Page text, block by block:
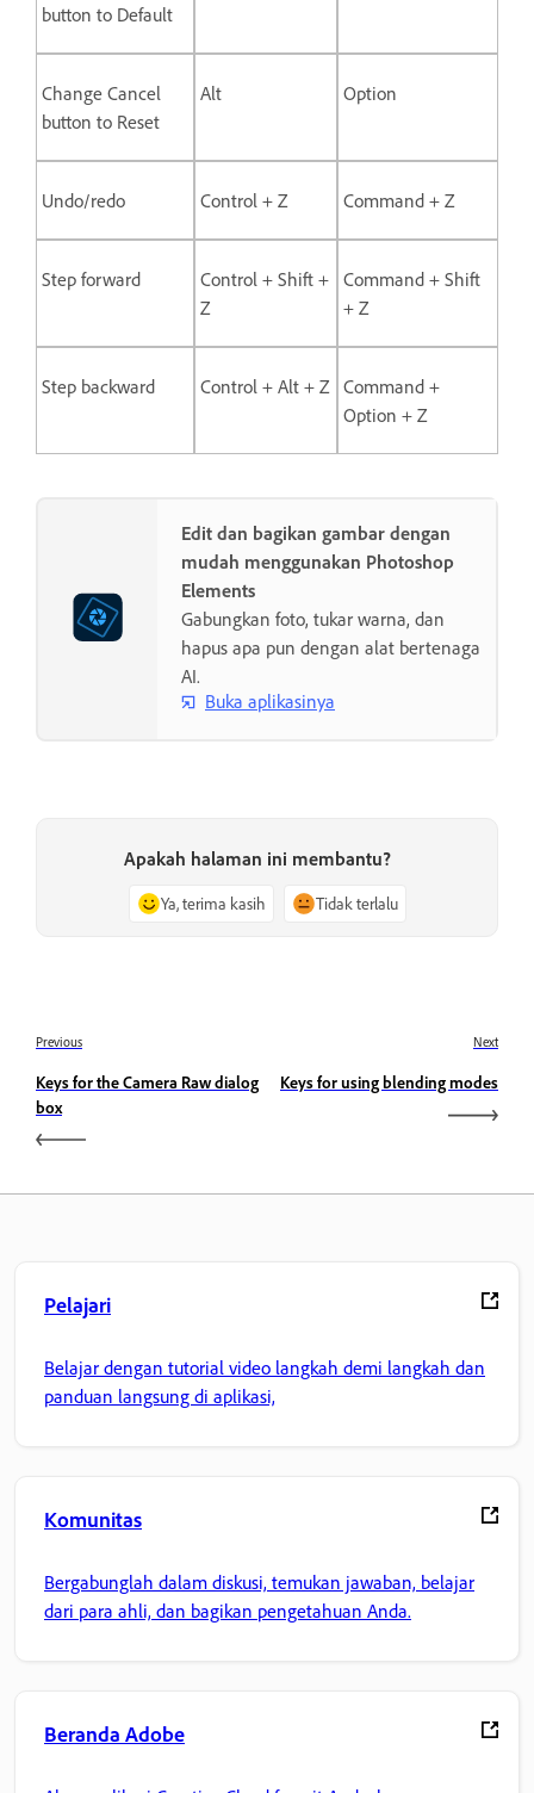
button to Default
Change Cancel
button to Reset
Alt Option
Undo/redo Control + Z Command + Z
Step forward
Control + Shift +
Z
Command + Shift
+ Z
Step backward Control + Alt + Z Command +
Option + Z
Edit dan bagikan gambar dengan
mudah menggunakan Photoshop
Elements
Gabungkan foto, tukar warna, dan
hapus apa pun dengan alat bertenaga
AI.
Buka aplikasinya
Apakah halaman ini membantu?
Ya, terima kasih Tidak terlalu
Previous
Keys for the Camera Raw dialog
box
Next
Keys for using blending modes
Pelajari
Belajar dengan tutorial video langkah demi langkah dan
panduan langsung di aplikasi,
Komunitas
Bergabunglah dalam diskusi, temukan jawaban, belajar
dari para ahli, dan bagikan pengetahuan Anda.
Beranda Adobe